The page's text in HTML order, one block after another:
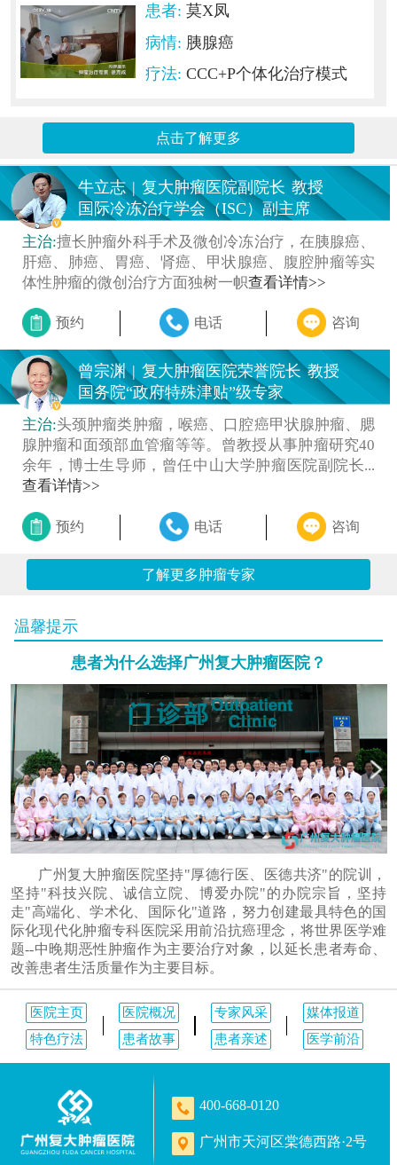
患者: 莫X凤
病情: 胰腺癌
疗法: CCC+P个体化治疗模式
点击了解更多
牛立志 | 复大肿瘤医院副院长 教授
国际冷冻治疗学会（ISC）副主席
主治:擅长肿瘤外科手术及微创冷冻治疗，在胰腺癌、
肝癌、肺癌、胃癌、肾癌、甲状腺癌、腹腔肿瘤等实
体性肿瘤的微创治疗方面独树一帜查看详情>>
预约 电话 咨询
曾宗渊 | 复大肿瘤医院荣誉院长 教授
国务院“政府特殊津贴”级专家
主治:头颈肿瘤类肿瘤，喉癌、口腔癌甲状腺肿瘤、腮
腺肿瘤和面颈部血管瘤等等。曾教授从事肿瘤研究40
余年，博士生导师，曾任中山大学肿瘤医院副院长...
查看详情>>
预约 电话 咨询
了解更多肿瘤专家
温馨提示
患者为什么选择广州复大肿瘤医院？
广州复大肿瘤医院坚持"厚德行医、医德共济"的院训，
坚持"科技兴院、诚信立院、博爱办院"的办院宗旨，坚持
走"高端化、学术化、国际化"道路，努力创建最具特色的国
际化现代化肿瘤专科医院采用前沿抗癌理念，将世界医学难
题--中晚期恶性肿瘤作为主要治疗对象，以延长患者寿命、
改善患者生活质量作为主要目标。
医院主页 医院概况 专家风采
媒体报道
特色疗法
患者故事 患者亲述 医学前沿
400-668-0120
广州市天河区棠德西路·2号